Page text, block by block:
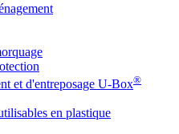
et d'entreposage U-Box®
en plastique